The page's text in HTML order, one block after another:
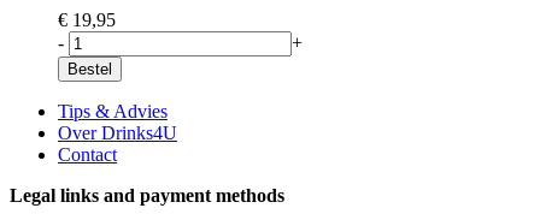
€ 19,95
-
+
Bestel
Tips & Advies
Over Drinks4U
Contact
Legal links and payment methods